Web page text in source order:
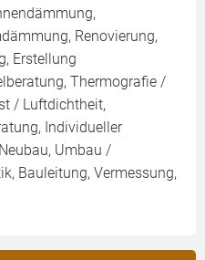
Renovierung,
Erstellung
Thermografie /
/ Luftdichtheit,
Individueller
Umbau /
Bauleitung, Vermessung,